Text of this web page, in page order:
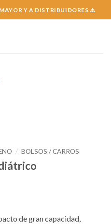
Y A DISTRIBUIDORES ⚠️
/ BOLSOS / CARROS
de gran capacidad,